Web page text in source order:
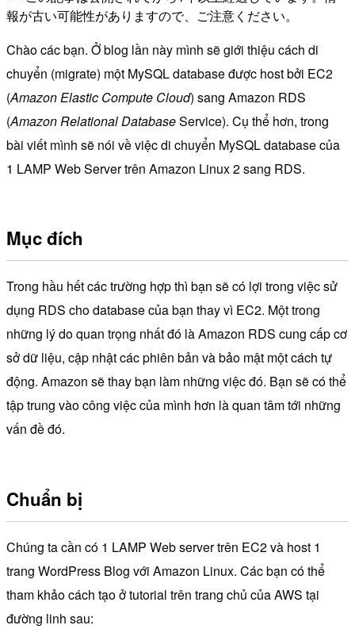
報が古い可能性がありますので、ご注意ください。
Chào các bạn. Ở blog lần này mình sẽ giới thiệu cách di
chuyển (migrate) một MySQL database được host bởi EC2
(Amazon Elastic Compute Cloud) sang Amazon RDS
(Amazon Relational DatabaseService). Cụ thể hơn, trong
bài viết mình sẽ nói về việc di chuyển MySQL database của
1 LAMP Web Server trên Amazon Linux 2 sang RDS.
Mục đích
Trong hầu hết các trường hợp thì bạn sẽ có lợi trong việc sử
dụng RDS cho database của bạn thay vì EC2. Một trong
những lý do quan trọng nhất đó là Amazon RDS cung cấp cơ
sở dữ liệu, cập nhật các phiên bản và bảo mật một cách tự
động. Amazon sẽ thay bạn làm những việc đó. Bạn sẽ có thể
tập trung vào công việc của mình hơn là quan tâm tới những
vấn đề đó.
Chuẩn bị
Chúng ta cần có 1 LAMP Web server trên EC2 và host 1
trang WordPress Blog với Amazon Linux. Các bạn có thể
tham khảo cách tạo ở tutorial trên trang chủ của AWS tại
đường linh sau: